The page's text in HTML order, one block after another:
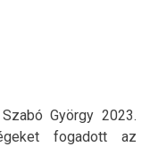
György 2023.
fogadott az